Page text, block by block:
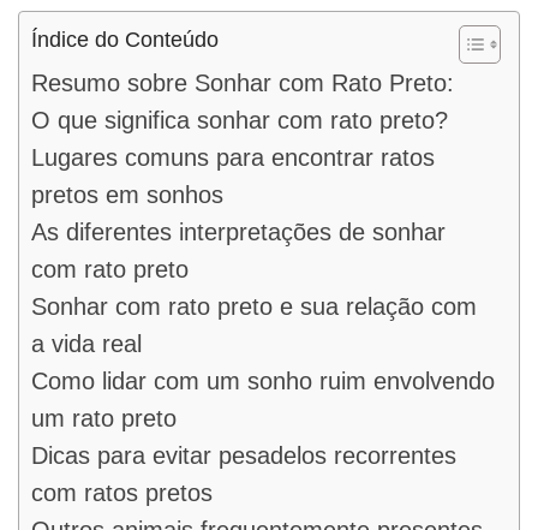
Índice do Conteúdo
Resumo sobre Sonhar com Rato Preto:
O que significa sonhar com rato preto?
Lugares comuns para encontrar ratos
pretos em sonhos
As diferentes interpretações de sonhar
com rato preto
Sonhar com rato preto e sua relação com
a vida real
Como lidar com um sonho ruim envolvendo
um rato preto
Dicas para evitar pesadelos recorrentes
com ratos pretos